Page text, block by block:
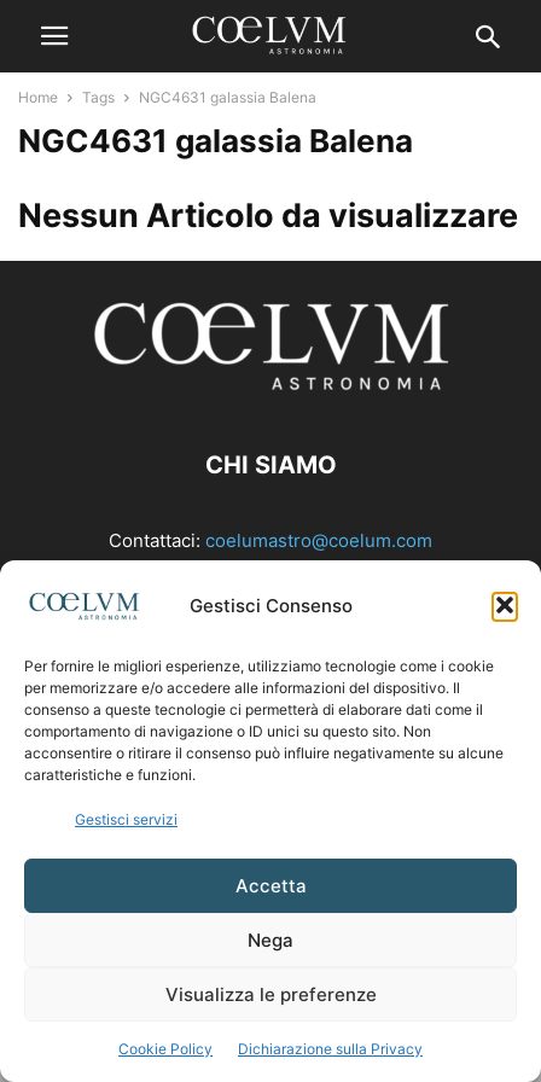
Gestisci Consenso
Per fornire le migliori esperienze, utilizziamo tecnologie come i cookie
per memorizzare e/o accedere alle informazioni del dispositivo. Il
consenso a queste tecnologie ci permetterà di elaborare dati come il
comportamento di navigazione o ID unici su questo sito. Non
acconsentire o ritirare il consenso può influire negativamente su alcune
caratteristiche e funzioni.
Gestisci servizi
Accetta
Nega
Visualizza le preferenze
Cookie Policy Dichiarazione sulla Privacy
Home Tags NGC4631 galassia Balena
NGC4631 galassia Balena
Nessun Articolo da visualizzare
CHI SIAMO
Contattaci: coelumastro@coelum.com
SEGUICI